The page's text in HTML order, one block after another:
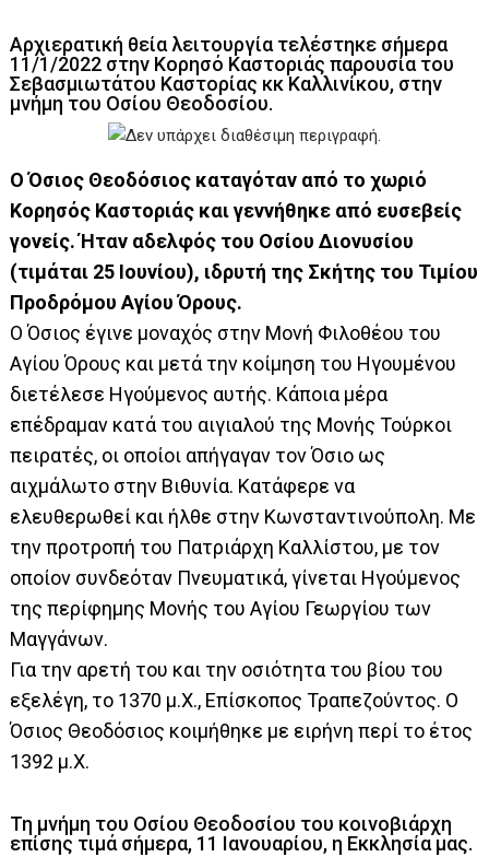
Αρχιερατική θεία λειτουργία τελέστηκε σήμερα
11/1/2022 στην Κορησό Καστοριάς παρουσία του
Σεβασμιωτάτου Καστορίας κκ Καλλινίκου, στην
μνήμη του Οσίου Θεοδοσίου.
Ο Όσιος Θεοδόσιος καταγόταν από το χωριό
Κορησός Καστοριάς και γεννήθηκε από ευσεβείς
γονείς. Ήταν αδελφός του Οσίου Διονυσίου
(τιμάται 25 Ιουνίου), ιδρυτή της Σκήτης του Τιμίου
Προδρόμου Αγίου Όρους.
Ο Όσιος έγινε μοναχός στην Μονή Φιλοθέου του
Αγίου Όρους και μετά την κοίμηση του Ηγουμένου
διετέλεσε Ηγούμενος αυτής. Κάποια μέρα
επέδραμαν κατά του αιγιαλού της Μονής Τούρκοι
πειρατές, οι οποίοι απήγαγαν τον Όσιο ως
αιχμάλωτο στην Βιθυνία. Κατάφερε να
ελευθερωθεί και ήλθε στην Κωνσταντινούπολη. Με
την προτροπή του Πατριάρχη Καλλίστου, με τον
οποίον συνδεόταν Πνευματικά, γίνεται Ηγούμενος
της περίφημης Μονής του Αγίου Γεωργίου των
Μαγγάνων.
Για την αρετή του και την οσιότητα του βίου του
εξελέγη, το 1370 μ.Χ., Επίσκοπος Τραπεζούντος. Ο
Όσιος Θεοδόσιος κοιμήθηκε με ειρήνη περί το έτος
1392 μ.Χ.
Τη μνήμη του Οσίου Θεοδοσίου του κοινοβιάρχη
επίσης τιμά σήμερα, 11 Ιανουαρίου, η Εκκλησία μας.